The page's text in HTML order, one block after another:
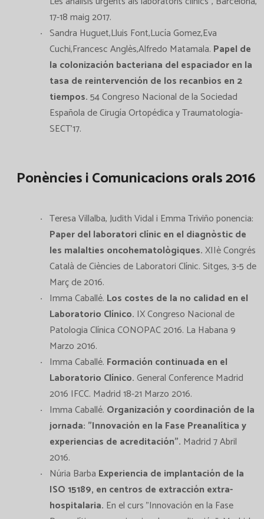
17-18 maig 2017.
Sandra Huguet,Lluis Font,Lucía Gomez,Eva
Cuchi,Francesc Anglès,Alfredo Matamala. Papel de
la colonización bacteriana del espaciador en la
tasa de reintervención de los recanbios en 2
tiempos.54 Congreso Nacional de la Sociedad
Española de Cirugía Ortopédica y Traumatología-
SECT'17.
Ponències i Comunicacions orals 2016
Teresa Villalba, Judith Vidal i Emma Triviño ponencia:
Paper del laboratori clínic en el diagnòstic de
les malalties oncohematològiques.XIIè Congrés
Català de Ciències de Laboratori Clínic. Sitges, 3-5 de
Març de 2016.
Imma Caballé. Los costes de la no calidad en el
Laboratorio Clínico. IX Congreso Nacional de
Patologia Clínica CONOPAC 2016. La Habana 9
Marzo 2016.
Imma Caballé. Formación continuada en el
Laboratorio Clínico.General Conference Madrid
2016 IFCC. Madrid 18-21 Marzo 2016.
Imma Caballé. Organización y coordinación de la
jornada: "Innovación en la Fase Preanalítica y
experiencias de acreditación". Madrid 7 Abril
2016.
Núria Barba Experiencia de implantación de la
ISO 15189, en centros de extracción extra-
hospitalaria. En el curs "Innovación en la Fase